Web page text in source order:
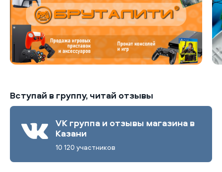
Вступай в группу, читай отзывы
VK группа и отзывы магазина в
Казани
10 120 участников